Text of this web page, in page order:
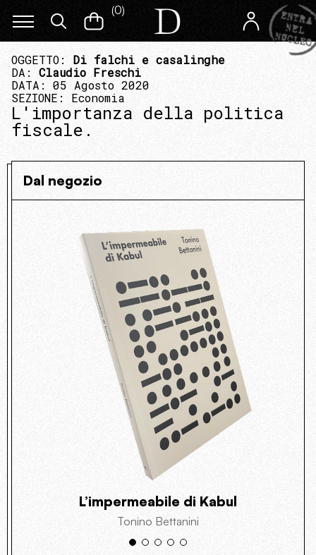
(0)
OGGETTO: Di falchi e casalinghe
DA: Claudio Freschi
DATA: 05 Agosto 2020
SEZIONE: Economia
L'importanza della politica
fiscale.
Dal negozio
L’impermeabile di Kabul
Tonino Bettanini